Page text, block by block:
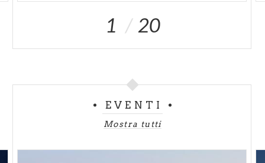
1 20
EVENTI
Mostra tutti